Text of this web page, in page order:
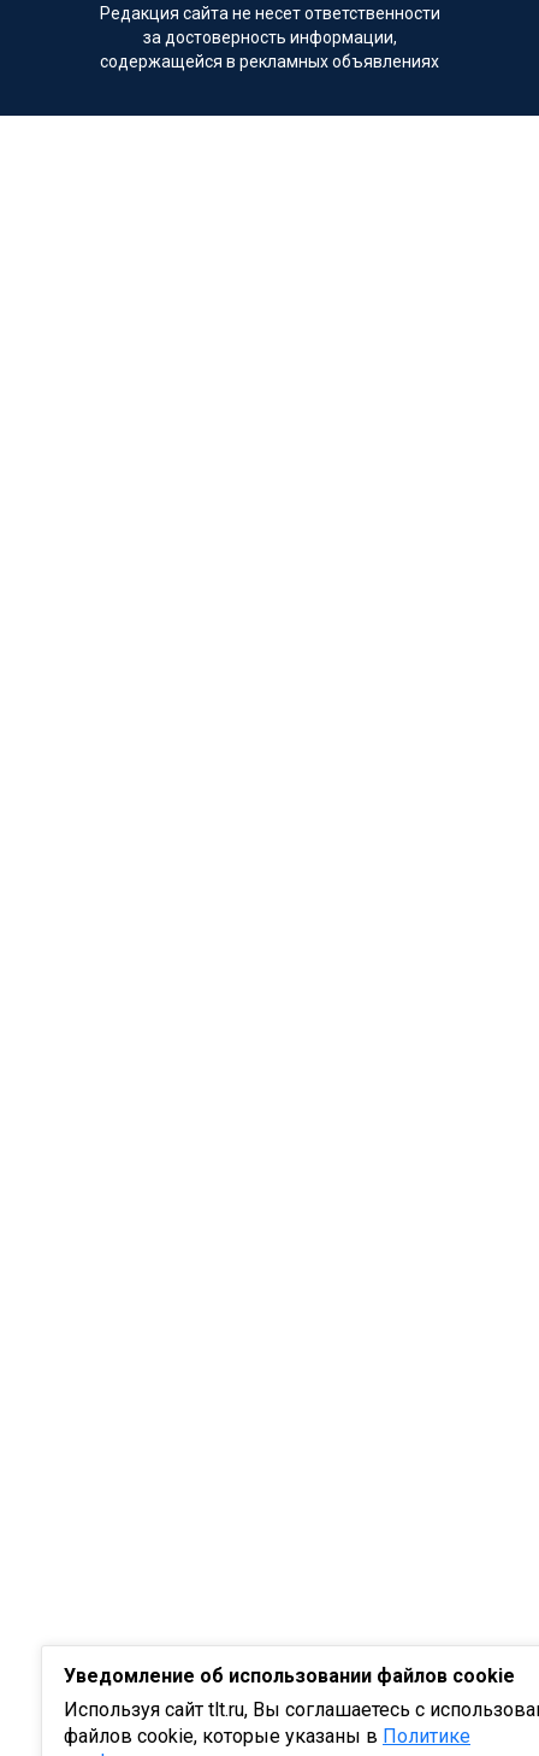
Редакция сайта не несет ответственности
за достоверность информации,
содержащейся в рекламных объявлениях
Уведомление об использовании файлов cookie
Используя сайт tlt.ru, Вы соглашаетесь с
файлов cookie, которые указаны в Политике